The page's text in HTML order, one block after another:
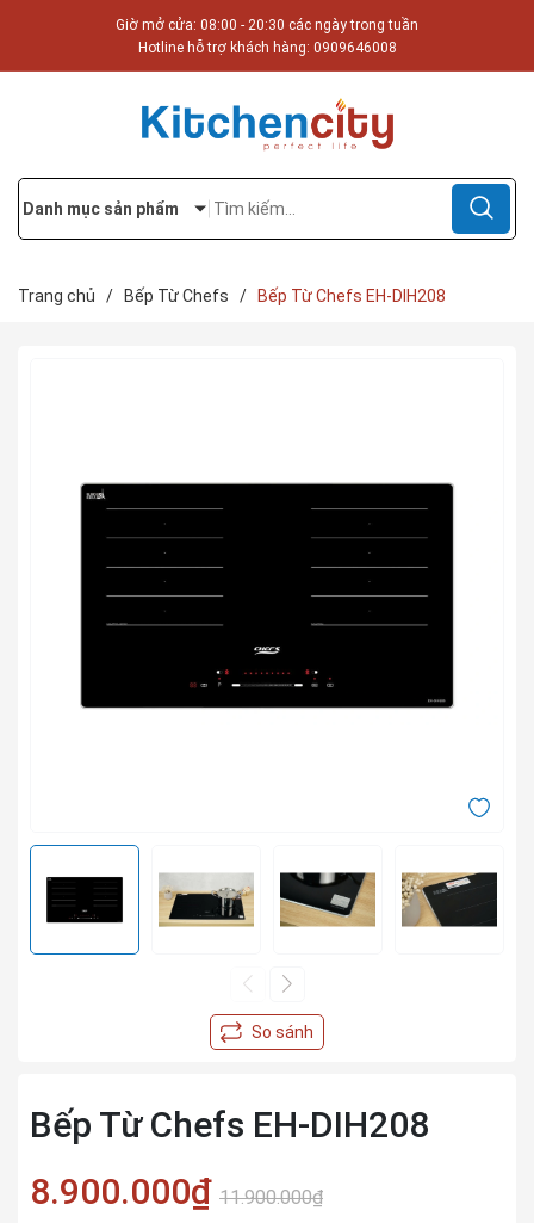
Giờ mở cửa: 08:00 - 20:30 các ngày trong tuần
Hotline hỗ trợ khách hàng: 0909646008
Danh mục sản phẩm
Trang chủ / Bếp Từ Chefs / Bếp Từ Chefs EH-DIH208
Bếp Từ Chefs EH-DIH208
8.900.000₫ 11.900.000₫